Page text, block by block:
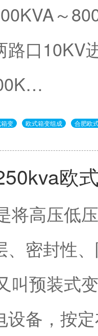
～
口10KV
变 欧式箱变组成
合肥欧
欧
将高压低
、密封性
叫预装式
设备，按